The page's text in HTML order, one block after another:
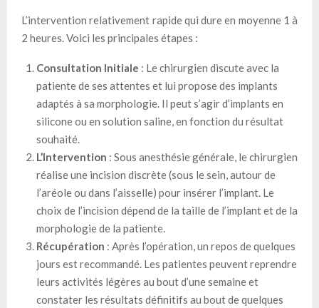
L’intervention relativement rapide qui dure en moyenne 1 à
2 heures. Voici les principales étapes :
Consultation Initiale : Le chirurgien discute avec la
patiente de ses attentes et lui propose des implants
adaptés à sa morphologie. Il peut s’agir d’implants en
silicone ou en solution saline, en fonction du résultat
souhaité.
L’Intervention : Sous anesthésie générale, le chirurgien
réalise une incision discrète (sous le sein, autour de
l’aréole ou dans l’aisselle) pour insérer l’implant. Le
choix de l’incision dépend de la taille de l’implant et de la
morphologie de la patiente.
Récupération : Après l’opération, un repos de quelques
jours est recommandé. Les patientes peuvent reprendre
leurs activités légères au bout d’une semaine et
constater les résultats définitifs au bout de quelques